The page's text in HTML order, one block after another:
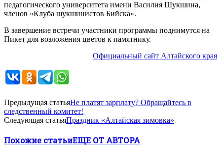
педагогического университета имени Василия Шукшина,
членов «Клуба шукшинистов Бийска».
В завершение встречи участники программы поднимутся на
Пикет для возложения цветов к памятнику.
Официальный сайт Алтайского края
Предыдущая статьяНе платят зарплату? Обращайтесь в
следственный комитет!
Следующая статьяПраздник «Алтайская зимовка»
Похожие статьиЕЩЕ ОТ АВТОРА